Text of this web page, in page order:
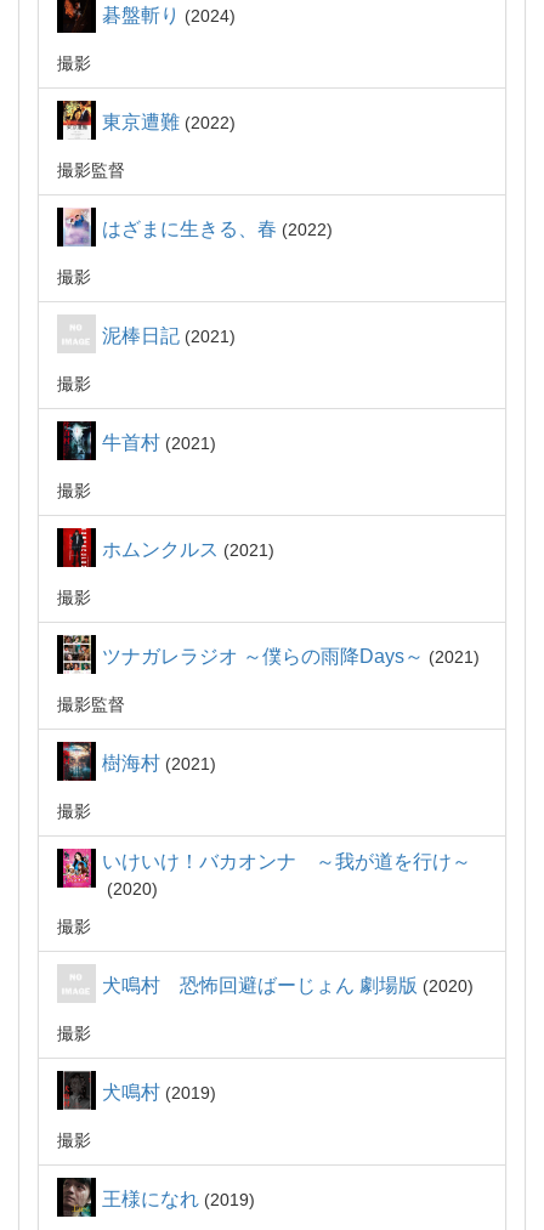
碁盤斬り 2024
撮影
東京遭難 2022
撮影監督
はざまに生きる、春 2022
撮影
泥棒日記 2021
撮影
牛首村 2021
撮影
ホムンクルス 2021
撮影
ツナガレラジオ ～僕らの雨降Days～ 2021
撮影監督
樹海村 2021
撮影
いけいけ！バカオンナ ～我が道を行け～
2020
撮影
犬鳴村 恐怖回避ばーじょん 劇場版 2020
撮影
犬鳴村 2019
撮影
王様になれ 2019